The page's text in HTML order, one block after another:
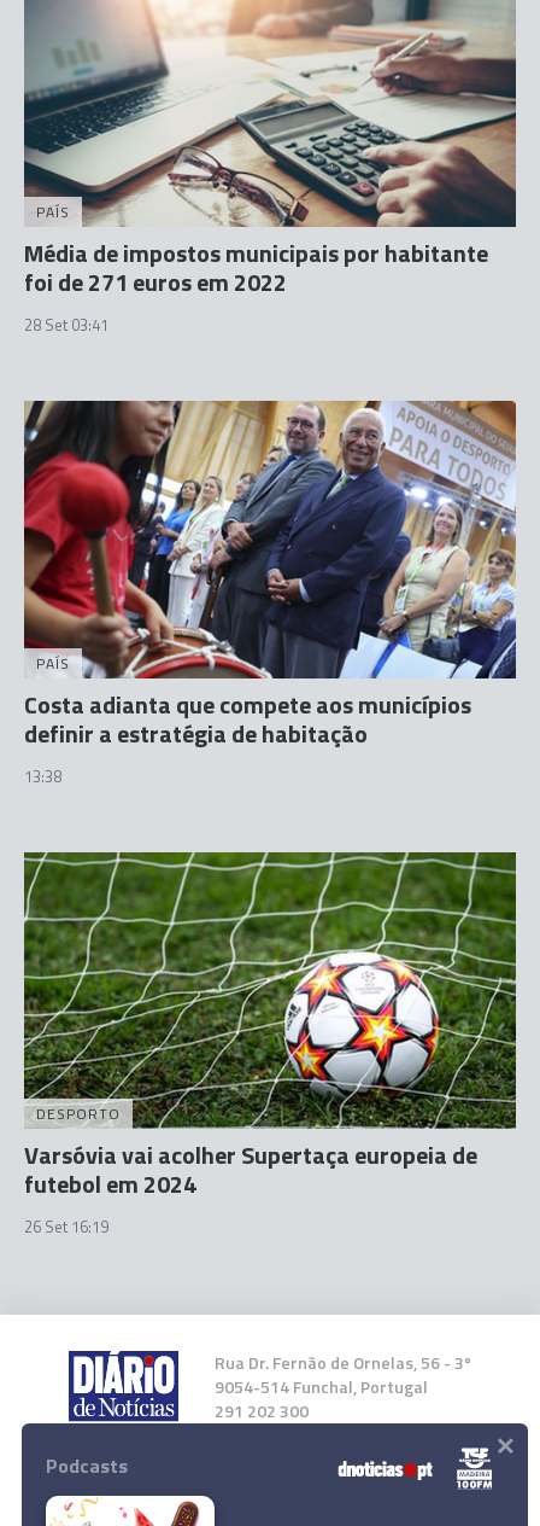
PAÍS
Média de impostos municipais por habitante
foi de 271 euros em 2022
28 Set 03:41
PAÍS
Costa adianta que compete aos municípios
definir a estratégia de habitação
13:38
DESPORTO
Varsóvia vai acolher Supertaça europeia de
futebol em 2024
26 Set 16:19
Rua Dr. Fernão de Ornelas, 56 - 3º
9054-514 Funchal, Portugal
291 202 300
Instale a nossa App
Podcasts ×